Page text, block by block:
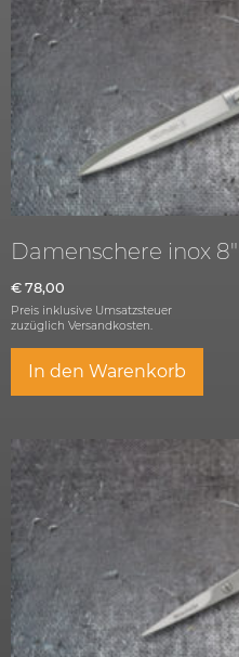
Damenschere inox 8″
€ 78,00
Preis inklusive Umsatzsteuer
zuzüglich Versandkosten.
In den Warenkorb